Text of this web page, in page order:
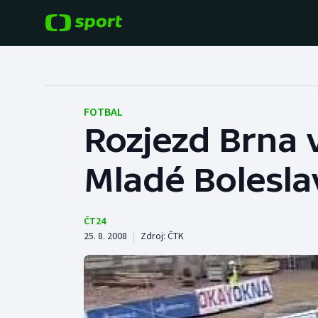
Hokej
Tenis
Cyklistika
Baseball a softbal
Basketbal
Boby a skeleton
Box
FOTBAL
Rozjezd Brna
Mladé
ČT24
25. 8. 2008 | Zdroj: ČTK